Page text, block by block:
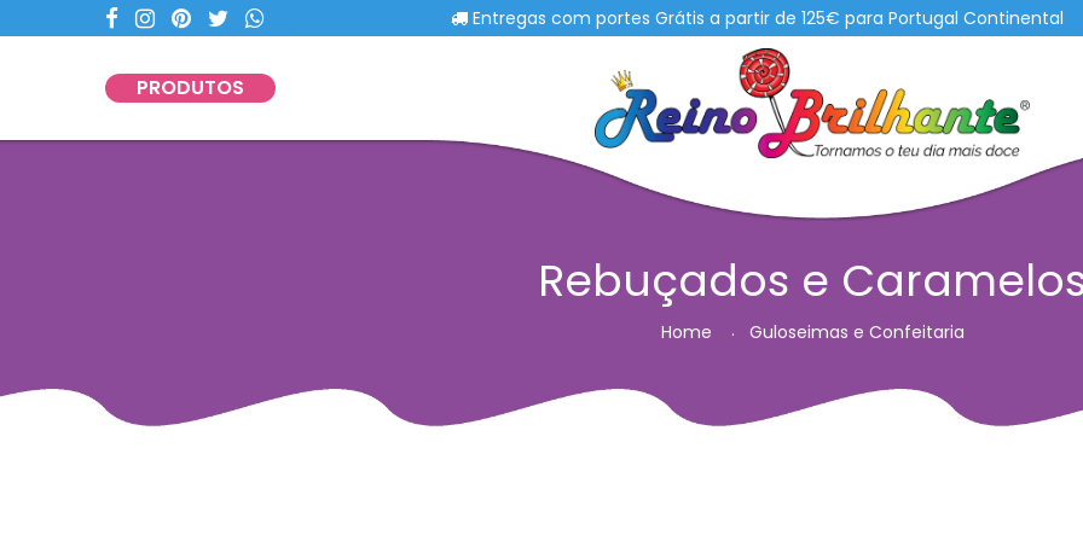
Entregas com portes Grátis a partir de 125€ para Portugal Continental
PRODUTOS
Rebuçados e
Home Guloseimas e Confeitaria